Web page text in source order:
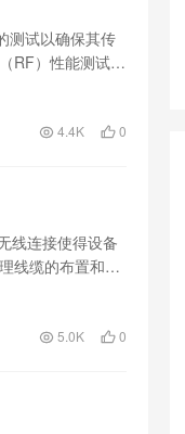
测试以确保其传
RF）性能测试
4.4K 0
线连接使得设备
线缆的布置和安
5.0K 0